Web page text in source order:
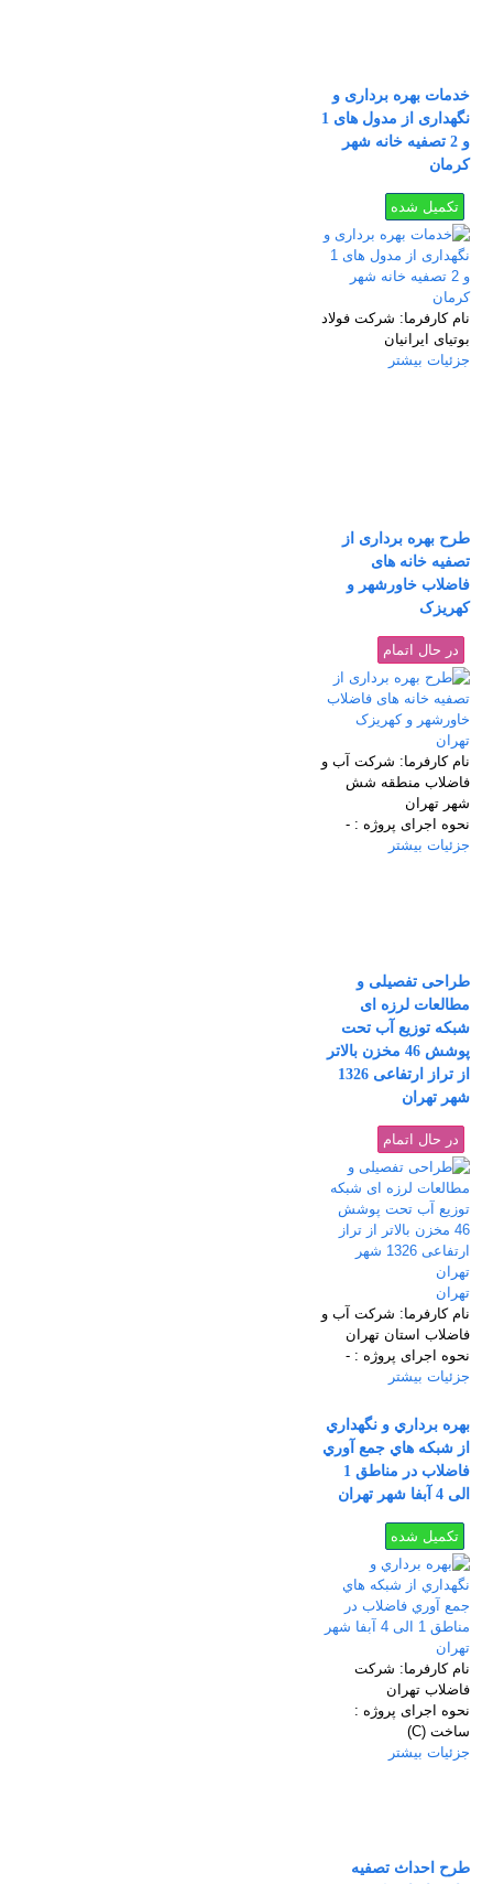
خدمات بهره برداری و
نگهداری از مدول های 1
و 2 تصفیه خانه شهر
کرمان
تکمیل شده
نام كارفرما: شركت فولاد
بوتيای ايرانيان
جزئیات بیشتر
طرح بهره برداری از
تصفیه خانه های
فاضلاب خاورشهر و
کهریزک
در حال اتمام
تهران
نام كارفرما: شركت آب و
فاضلاب منطقه شش
شهر تهران
نحوه اجرای پروژه : -
جزئیات بیشتر
طراحی تفصیلی و
مطالعات لرزه ای
شبکه توزیع آب تحت
پوشش 46 مخزن بالاتر
از تراز ارتفاعی 1326
شهر تهران
در حال اتمام
تهران
نام كارفرما: شرکت آب و
فاضلاب استان تهران
نحوه اجرای پروژه : -
جزئیات بیشتر
بهره برداري و نگهداري
از شبكه هاي جمع آوري
فاضلاب در مناطق 1
الی 4 آبفا شهر تهران
تکمیل شده
نام كارفرما: شركت
فاضلاب تهران
نحوه اجرای پروژه :
ساخت (C)
جزئیات بیشتر
طرح احداث تصفيه